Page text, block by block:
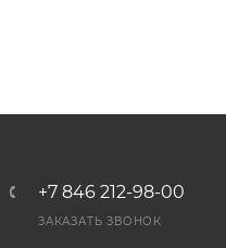
+7 846 212-98-00
ЗАКАЗАТЬ ЗВОНОК